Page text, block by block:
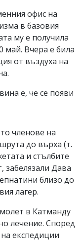
офис на
в базовия
му е получила
май. Вчера е била
от въздуха на
е, че се появи
членове на
до върха (т.
и стълбите
забелязали Дава
близо до
лагер.
в Катманду
лечение. Според
експедиции